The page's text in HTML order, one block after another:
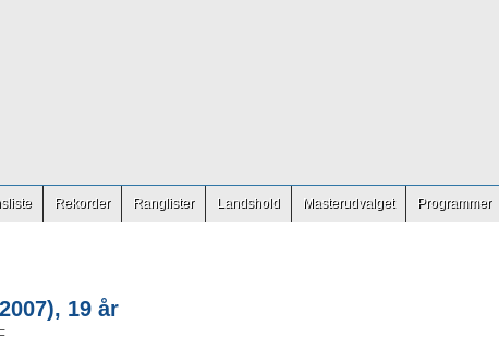
Rekorder Ranglister Landshold Masterudvalget Programmer
19 år